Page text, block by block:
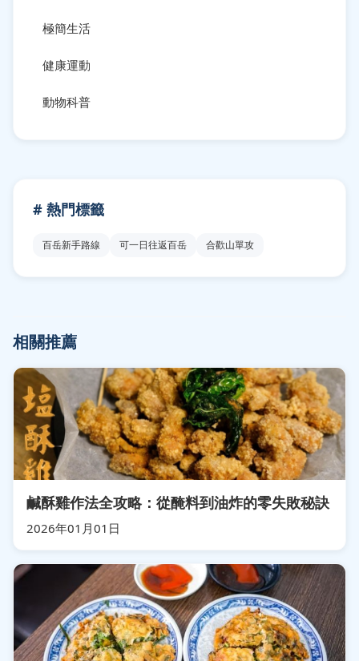
極簡生活
健康運動
動物科普
# 熱門標籤
百岳新手路線 可一日往返百岳 合歡山單攻
相關推薦
鹹酥雞作法全攻略：從醃料到油炸的零失敗秘訣
2026年01月01日